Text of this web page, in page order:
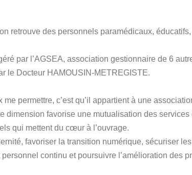
retrouve des personnels paramédicaux,
par l’AGSEA, association gestionnaire de 6
le Docteur HAMOUSIN-METREGISTE.
permettre, c’est qu’il appartient à une
dimension favorise une mutualisation des
qui mettent du cœur à l’ouvrage.
favoriser la transition numérique, sécuriser
continu et poursuivre l’amélioration des